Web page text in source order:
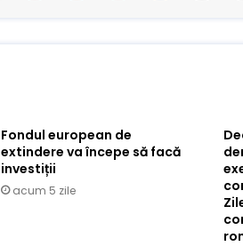
Fondul european de
extindere va începe să facă
investiții
acum 5 zile